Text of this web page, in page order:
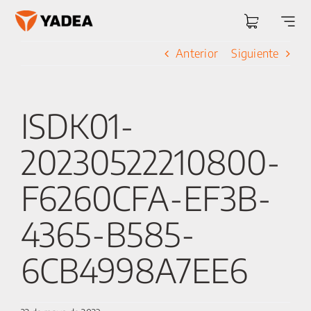
Saltar
Anterior Siguiente
ISDK01-
20230522210800-
F6260CFA-EF3B-
4365-B585-
6CB4998A7EE6